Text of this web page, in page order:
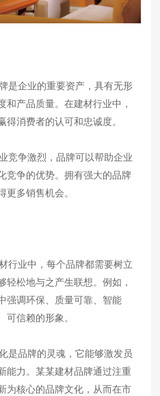
是企业的重要资产，具有无形
和产品质量。在建材行业中，
消费者的认可和忠诚度。
竞争激烈，品牌可以帮助企业
竞争的优势。拥有强大的品牌
更多销售机会。
行业中，每个品牌都需要树立
轻松地与之产生联想。例如，
强调环保、质量可靠、智能
可信赖的形象。
是品牌的灵魂，它能够激发员
能力。某某建材品牌通过注重
为核心的品牌文化，从而在市